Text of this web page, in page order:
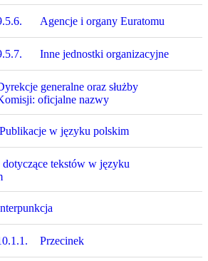
Agencje i organy Euratomu
Inne jednostki organizacyjne
generalne oraz służby
oficjalne nazwy
w języku polskim
dotyczące tekstów w języku
Przecinek